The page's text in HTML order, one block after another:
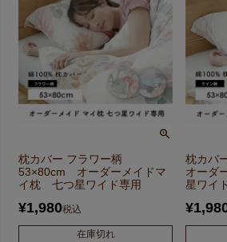
枕カバー フラワー柄
53×80cm オーダーメイドマ
イ枕 七つ星ワイド専用
¥1,980税込
在庫切れ
枕カバ
オーダ
星ワイ
¥